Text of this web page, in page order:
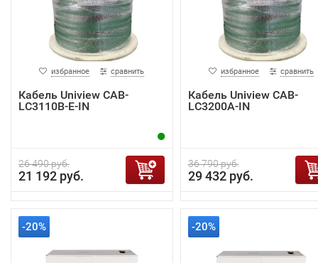
избранное сравнить
Кабель Uniview CAB-
LC3110B-E-IN
26 490 руб.
21 192 руб.
избранное сравнить
Кабель Uniview CAB-
LC3200A-IN
36 790 руб.
29 432 руб.
-20% -20%